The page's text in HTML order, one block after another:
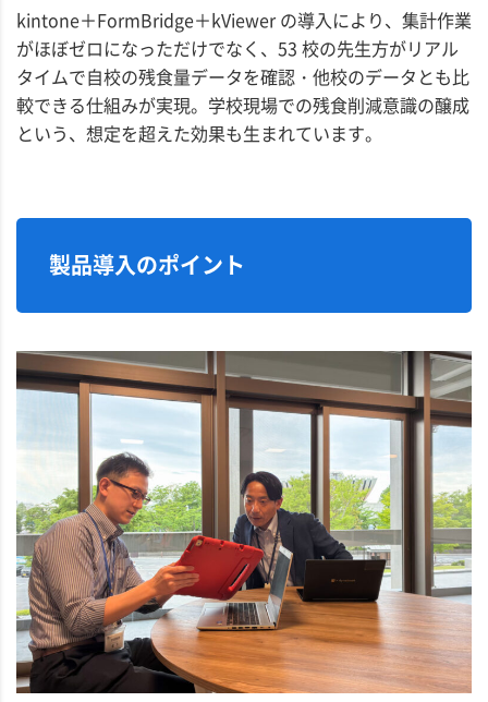
kintone＋FormBridge＋kViewer の導入により、集計作業
がほぼゼロになっただけでなく、53 校の先生方がリアル
タイムで自校の残食量データを確認・他校のデータとも比
較できる仕組みが実現。学校現場での残食削減意識の醸成
という、想定を超えた効果も生まれています。
製品導入のポイント